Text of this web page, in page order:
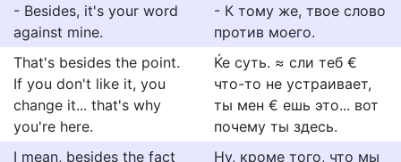
- Besides, it's your word
against mine.
- К тому же, твое слово
против моего.
That's besides the point.
If you don't like it, you
change it... that's why
you're here.
Ќе суть. ≈ сли теб €
что-то не устраивает,
ты мен € ешь это... вот
почему ты здесь.
I mean, besides the fact
Ну, кроме того, что мы